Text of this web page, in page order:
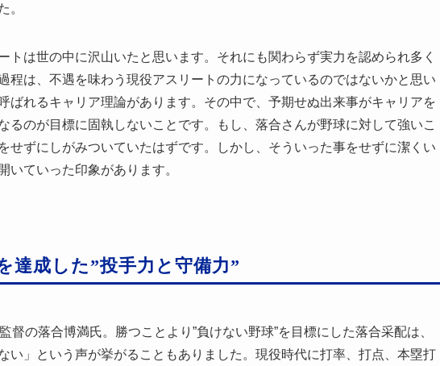
。
は世の中に沢山いたと思います。それにも関わらず実力を認められ多く
程は、不遇を味わう現役アスリートの力になっているのではないかと思い
ばれるキャリア理論があります。その中で、予期せぬ出来事がキャリアを
るのが目標に固執しないことです。もし、落合さんが野球に対して強いこ
せずにしがみついていたはずです。しかし、そういった事をせずに潔くい
いていった印象があります。
達成した”投手力と守備力”
の落合博満氏。勝つことより”負けない野球”を目標にした落合采配は、
い」という声が挙がることもありました。現役時代に打率、打点、本塁打